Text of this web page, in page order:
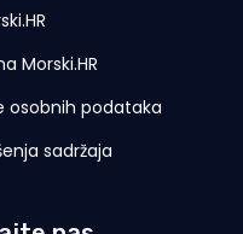
Morski.HR
osobnih podataka
sadržaja